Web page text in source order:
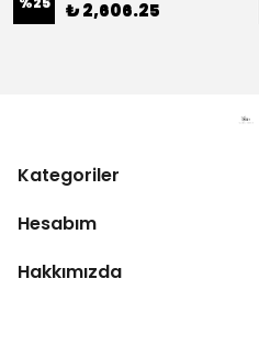
₺ 2,606.25
Kategoriler
Hesabım
Hakkımızda